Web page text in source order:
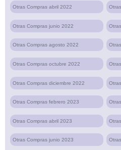
Otras Compras abril 2022
Otras Compras junio 2022
Otras Compras agosto 2022
Otras Compras octubre 2022
Otras Compras diciembre 2022
Otras Compras febrero 2023
Otras Compras abril 2023
Otras Compras junio 2023